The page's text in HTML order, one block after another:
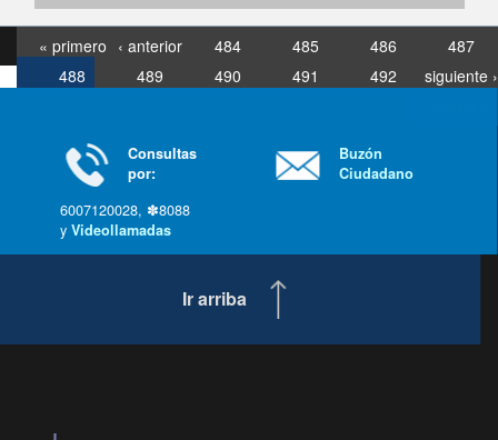
« primero ‹ anterior 484 485 486
487
488
489 490 491 492
siguiente ›
Consultas
por:
6007120028, ✽8088
yVideollamadas
Buzón
Ciudadano
Ir arriba